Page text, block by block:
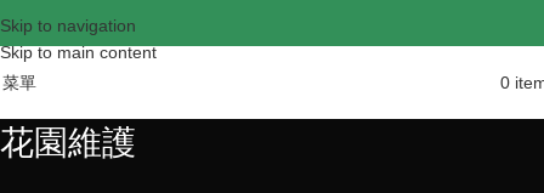
Skip to navigation
Skip to main content
菜單
0
花園維護